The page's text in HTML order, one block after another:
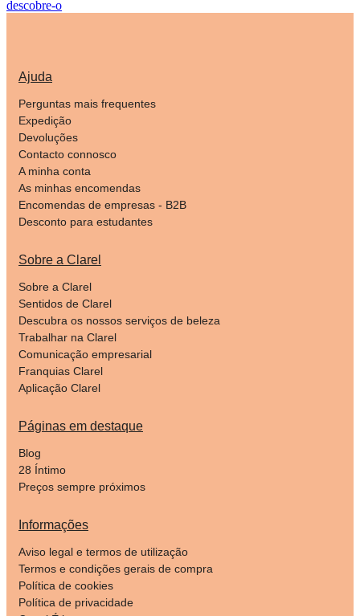
descobre-o
Ajuda
Perguntas mais frequentes
Expedição
Devoluções
Contacto connosco
A minha conta
As minhas encomendas
Encomendas de empresas - B2B
Desconto para estudantes
Sobre a Clarel
Sobre a Clarel
Sentidos de Clarel
Descubra os nossos serviços de beleza
Trabalhar na Clarel
Comunicação empresarial
Franquias Clarel
Aplicação Clarel
Páginas em destaque
Blog
28 Íntimo
Preços sempre próximos
Informações
Aviso legal e termos de utilização
Termos e condições gerais de compra
Política de cookies
Política de privacidade